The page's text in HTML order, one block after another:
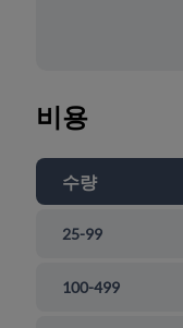
비용
수량
25-99
100-499